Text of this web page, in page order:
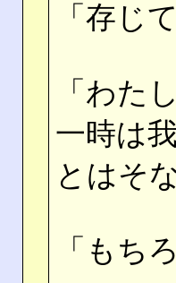
「存じ
「わた
一時は
とはそ
「もち